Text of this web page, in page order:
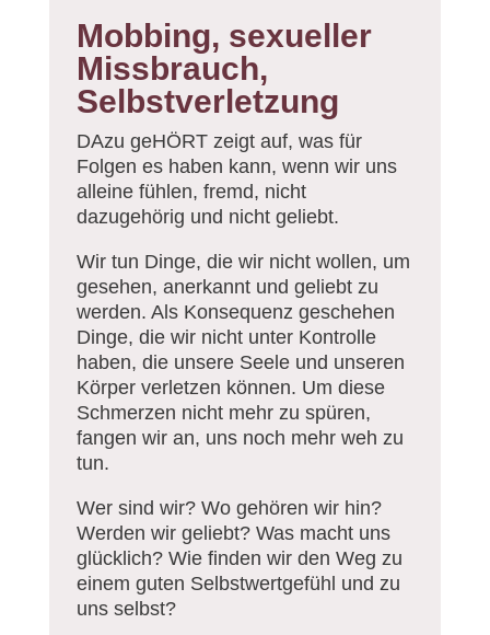
Mobbing, sexueller
Missbrauch,
Selbstverletzung
DAzu geHÖRT zeigt auf, was für
Folgen es haben kann, wenn wir uns
alleine fühlen, fremd, nicht
dazugehörig und nicht geliebt.
Wir tun Dinge, die wir nicht wollen, um
gesehen, anerkannt und geliebt zu
werden. Als Konsequenz geschehen
Dinge, die wir nicht unter Kontrolle
haben, die unsere Seele und unseren
Körper verletzen können. Um diese
Schmerzen nicht mehr zu spüren,
fangen wir an, uns noch mehr weh zu
tun.
Wer sind wir? Wo gehören wir hin?
Werden wir geliebt? Was macht uns
glücklich? Wie finden wir den Weg zu
einem guten Selbstwertgefühl und zu
uns selbst?